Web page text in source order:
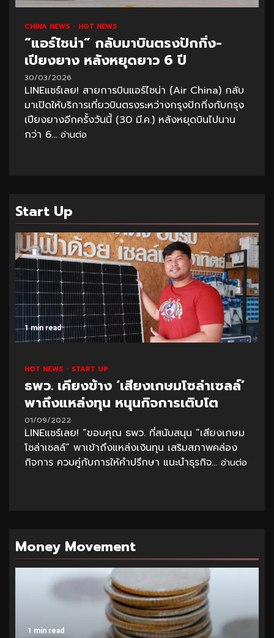
CHINA NEWS HOT NEWS
“แอร์ไชน่า” กลับมาบินตรงปักกิ่ง-
เปียงยาง หลังหยุดยาว 6 ปี
30/03/2026
LINEแชร์เลย! สายการบินแอร์ไชน่า (Air China) กลับ
มาเปิดให้บริการเที่ยวบินตรงระหว่างกรุงปักกิ่งกับกรุง
เปียงยางอีกครั้งวันนี้ (30 มี.ค.) หลังหยุดบินไปนาน
กว่า 6... อ่านต่อ
Start Up
1 min read
HOT NEWS START UP
ธพว. เคียงข้าง ‘เสียงเกษมโซล่าเซลล์’
พาถึงแหล่งทุน หนุนกิจการเติบโต
01/09/2022
LINEแชร์เลย! “ขอบคุณ ธพว. ที่สนับสนุน “เสียงเกษม
โซล่าเซลล์” พาเข้าถึงแหล่งเงินทุน เสริมสภาพคล่อง
กิจการ ควบคู่กับการให้คำปรึกษา แนะนำธุรกิจ... อ่านต่อ
Money Movement
1 min read